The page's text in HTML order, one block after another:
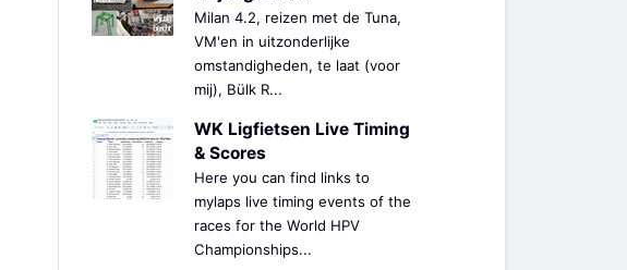
Milan 4.2, reizen met de Tuna,
VM'en in uitzonderlijke
omstandigheden, te laat (voor
mij), Bülk R...
WK Ligfietsen Live Timing
& Scores
Here you can find links to
mylaps live timing events of the
races for the World HPV
Championships...